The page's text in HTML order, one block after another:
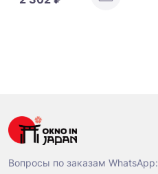
Вопросы по заказам WhatsApp: